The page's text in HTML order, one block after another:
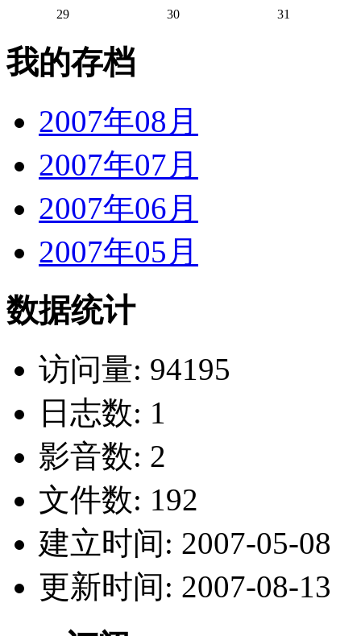
29
30 31
我的存档
2007年08月
2007年07月
2007年06月
2007年05月
数据统计
访问量: 94195
日志数: 1
影音数: 2
文件数: 192
建立时间: 2007-05-08
更新时间: 2007-08-13